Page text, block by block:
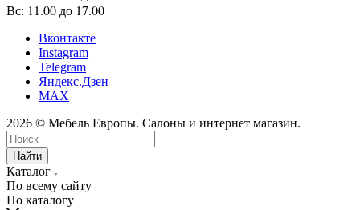
Вс: 11.00 до 17.00
Вконтакте
Instagram
Telegram
Яндекс.Дзен
MAX
2026 © Мебель Европы. Салоны и интернет магазин.
Найти
Каталог
По всему сайту
По каталогу